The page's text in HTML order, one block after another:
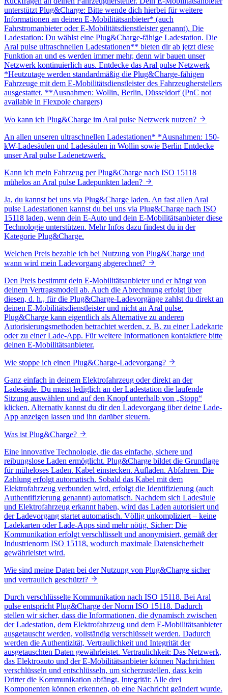
unterstützt Plug&Charge: Bitte wende dich hierbei für weitere
Informationen an deinen E-Mobilitätsanbieter* (auch
Fahrstromanbieter oder E-Mobilitätsdienstleister genannt). Die
Ladestation: Du wählst eine Plug&Charge-fähige Ladestation. Die
Aral pulse ultraschnellen Ladestationen** bieten dir ab jetzt diese
Funktion an und es werden immer mehr, denn wir bauen unser
Netzwerk kontinuierlich aus. Entdecke das Aral pulse Netzwerk
*Heutzutage werden standardmäßig die Plug&Charge-fähigen
Fahrzeuge mit dem E-Mobilitätsdienstleister des Fahrzeugherstellers
ausgestattet. **Ausnahmen: Wollin, Berlin, Düsseldorf (PnC not
available in Flexpole chargers)
Wo kann ich Plug&Charge im Aral pulse Netzwerk nutzen?
An allen unseren ultraschnellen Ladestationen* *Ausnahmen: 150-
kW-Ladesäulen und Ladesäulen in Wollin sowie Berlin Entdecke
unser Aral pulse Ladenetzwerk.
Kann ich mein Fahrzeug per Plug&Charge nach ISO 15118
mühelos an Aral pulse Ladepunkten laden?
Ja, du kannst bei uns via Plug&Charge laden. An fast allen Aral
pulse Ladestationen kannst du bei uns via Plug&Charge nach ISO
15118 laden, wenn dein E-Auto und dein E-Mobilitätsanbieter diese
Technologie unterstützen. Mehr Infos dazu findest du in der
Kategorie Plug&Charge.
Welchen Preis bezahle ich bei Nutzung von Plug&Charge und
wann wird mein Ladevorgang abgerechnet?
Den Preis bestimmt dein E-Mobilitätsanbieter und er hängt von
deinem Vertragsmodell ab. Auch die Abrechnung erfolgt über
diesen, d. h., für die Plug&Charge-Ladevorgänge zahlst du direkt an
deinen E-Mobilitätsdienstleister und nicht an Aral pulse.
Plug&Charge kann eigentlich als Alternative zu anderen
Autorisierungsmethoden betrachtet werden, z. B. zu einer Ladekarte
oder zu einer Lade-App. Für weitere Informationen kontaktiere bitte
deinen E-Mobilitätsanbieter.
Wie stoppe ich einen Plug&Charge-Ladevorgang?
Ganz einfach in deinem Elektrofahrzeug oder direkt an der
Ladesäule. Du musst lediglich an der Ladestation die laufende
Sitzung auswählen und auf den Knopf unterhalb von „Stopp“
klicken. Alternativ kannst du dir den Ladevorgang über deine Lade-
App anzeigen lassen und ihn darüber steuern.
Was ist Plug&Charge?
Eine innovative Technologie, die das einfache, sichere und
reibungslose Laden ermöglicht. Plug&Charge bildet die Grundlage
für müheloses Laden. Kabel einstecken. Aufladen. Abfahren. Die
Zahlung erfolgt automatisch. Sobald das Kabel mit dem
Elektrofahrzeug verbunden wird, erfolgt die Identifizierung (auch
Authentifizierung genannt) automatisch. Nachdem sich Ladesäule
und Elektrofahrzeug erkannt haben, wird das Laden autorisiert und
der Ladevorgang startet automatisch. Völlig unkompliziert – keine
Ladekarten oder Lade-Apps sind mehr nötig. Sicher: Die
Kommunikation erfolgt verschlüsselt und anonymisiert, gemäß der
Industrienorm ISO 15118, wodurch maximale Datensicherheit
gewährleistet wird.
Wie sind meine Daten bei der Nutzung von Plug&Charge sicher
und vertraulich geschützt?
Durch verschlüsselte Kommunikation nach ISO 15118. Bei Aral
pulse entspricht Plug&Charge der Norm ISO 15118. Dadurch
stellen wir sicher, dass die Informationen, die dynamisch zwischen
der Ladestation, dem Elektrofahrzeug und dem E-Mobilitätsanbieter
ausgetauscht werden, vollständig verschlüsselt werden. Dadurch
werden die Authentizität, Vertraulichkeit und Integrität der
ausgetauschten Daten gewährleistet. Vertraulichkeit: Das Netzwerk,
das Elektroauto und der E-Mobilitätsanbieter können Nachrichten
verschlüsseln und entschlüsseln, um sicherzustellen, dass kein
Dritter die Kommunikation abfängt. Integrität: Alle drei
Komponenten können erkennen, ob eine Nachricht geändert wurde.